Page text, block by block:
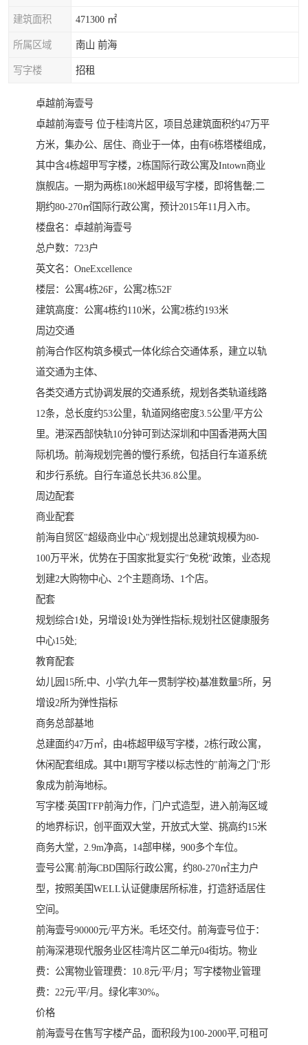
建筑面积 471300 ㎡
所属区域 南山 前海
写字楼 招租
卓越前海壹号
卓越前海壹号 位于桂湾片区，项目总建筑面积约47万平
方米，集办公、居住、商业于一体，由有6栋塔楼组成，
其中含4栋超甲写字楼，2栋国际行政公寓及Intown商业
旗舰店。一期为两栋180米超甲级写字楼，即将售罄;二
期约80-270㎡国际行政公寓，预计2015年11月入市。
楼盘名：卓越前海壹号
总户数：723户
英文名：OneExcellence
楼层：公寓4栋26F，公寓2栋52F
建筑高度：公寓4栋约110米，公寓2栋约193米
周边交通
前海合作区构筑多模式一体化综合交通体系，建立以轨
道交通为主体、
各类交通方式协调发展的交通系统，规划各类轨道线路
12条，总长度约53公里，轨道网络密度3.5公里/平方公
里。港深西部快轨10分钟可到达深圳和中国香港两大国
际机场。前海规划完善的慢行系统，包括自行车道系统
和步行系统。自行车道总长共36.8公里。
周边配套
商业配套
前海自贸区"超级商业中心"规划提出总建筑规模为80-
100万平米，优势在于国家批复实行"免税"政策，业态规
划建2大购物中心、2个主题商场、1个店。
配套
规划综合1处，另增设1处为弹性指标;规划社区健康服务
中心15处;
教育配套
幼儿园15所;中、小学(九年一贯制学校)基准数量5所，另
增设2所为弹性指标
商务总部基地
总建面约47万㎡，由4栋超甲级写字楼，2栋行政公寓，
休闲配套组成。其中1期写字楼以标志性的"前海之门"形
象成为前海地标。
写字楼:英国TFP前海力作，门户式造型，进入前海区域
的地界标识，创平面双大堂，开放式大堂、挑高约15米
商务大堂，2.9m净高，14部申梯，900多个车位。
壹号公寓:前海CBD国际行政公寓，约80-270㎡主力户
型，按照美国WELL认证健康居所标准，打造舒适居住
空间。
前海壹号90000元/平方米。毛坯交付。前海壹号位于：
前海深港现代服务业区桂湾片区二单元04街坊。物业
费：公寓物业管理费：10.8元/平/月；写字楼物业管理
费：22元/平/月。绿化率30%。
价格
前海壹号在售写字楼产品，面积段为100-2000平,可租可
龙华观澜